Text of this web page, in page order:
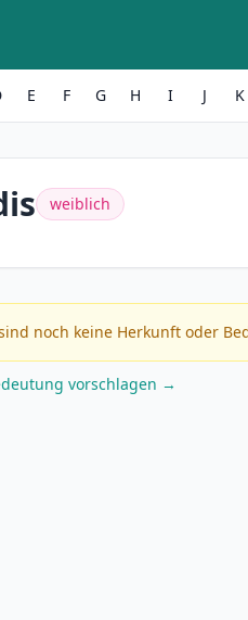
E F G H I J K
weiblich
noch keine Herkunft oder
vorschlagen →